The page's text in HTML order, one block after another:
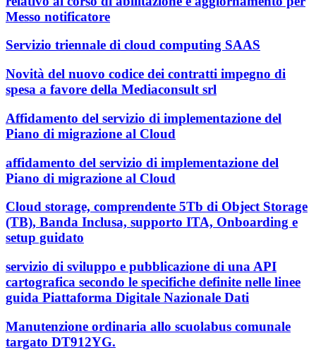
Messo notificatore
Servizio triennale di cloud computing SAAS
Novità del nuovo codice dei contratti impegno di
spesa a favore della Mediaconsult srl
Affidamento del servizio di implementazione del
Piano di migrazione al Cloud
affidamento del servizio di implementazione del
Piano di migrazione al Cloud
Cloud storage, comprendente 5Tb di Object Storage
(TB), Banda Inclusa, supporto ITA, Onboarding e
setup guidato
servizio di sviluppo e pubblicazione di una API
cartografica secondo le specifiche definite nelle linee
guida Piattaforma Digitale Nazionale Dati
Manutenzione ordinaria allo scuolabus comunale
targato DT912YG.